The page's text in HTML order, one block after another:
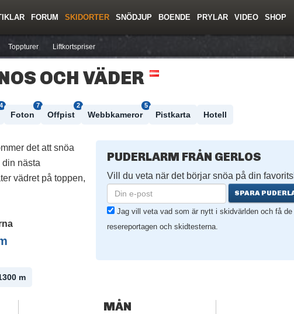
FORUM SKIDORTER
Toppturer Liftkortspriser
SNÖDJUP BOENDE PRYLAR VIDEO SHOP
OCH VÄDER
4
Foton
7
Offpist
2
Webbkameror
5
Pistkarta Hotell
PUDERLARM FRÅN GERLOS
Vill du veta när det börjar snöa på din
SPARA
Jag vill veta vad som är nytt i skidvärlden och få de
resereportagen och skidtesterna.
det att snöa
nästa
vädret på toppen,
m
MÅN